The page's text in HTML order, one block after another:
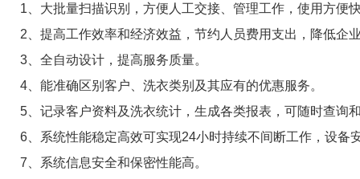
1、大批量扫描识别，方便人工交接、管理工作，使用方便
2、提高工作效率和经济效益，节约人员费用支出，降低企
3、全自动设计，提高服务质量。
4、能准确区别客户、洗衣类别及其应有的优惠服务。
5、记录客户资料及洗衣统计，生成各类报表，可随时查询
6、系统性能稳定高效可实现24小时持续不间断工作，设备
7、系统信息安全和保密性能高。